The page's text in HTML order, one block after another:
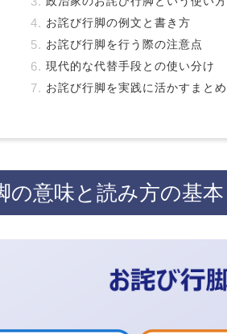
お詫び行脚の例文と書き方
お詫び行脚を行う際の注意点
現代的な代替手段との使い分け
お詫び行脚を実践に活かすまとめ
の意味と読み方の基本